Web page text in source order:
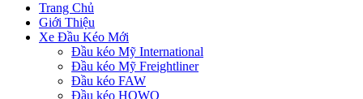
Trang Chủ
Giới Thiệu
Xe Đầu Kéo Mới
Đầu kéo Mỹ International
Đầu kéo Mỹ Freightliner
Đầu kéo FAW
Đầu kéo HOWO